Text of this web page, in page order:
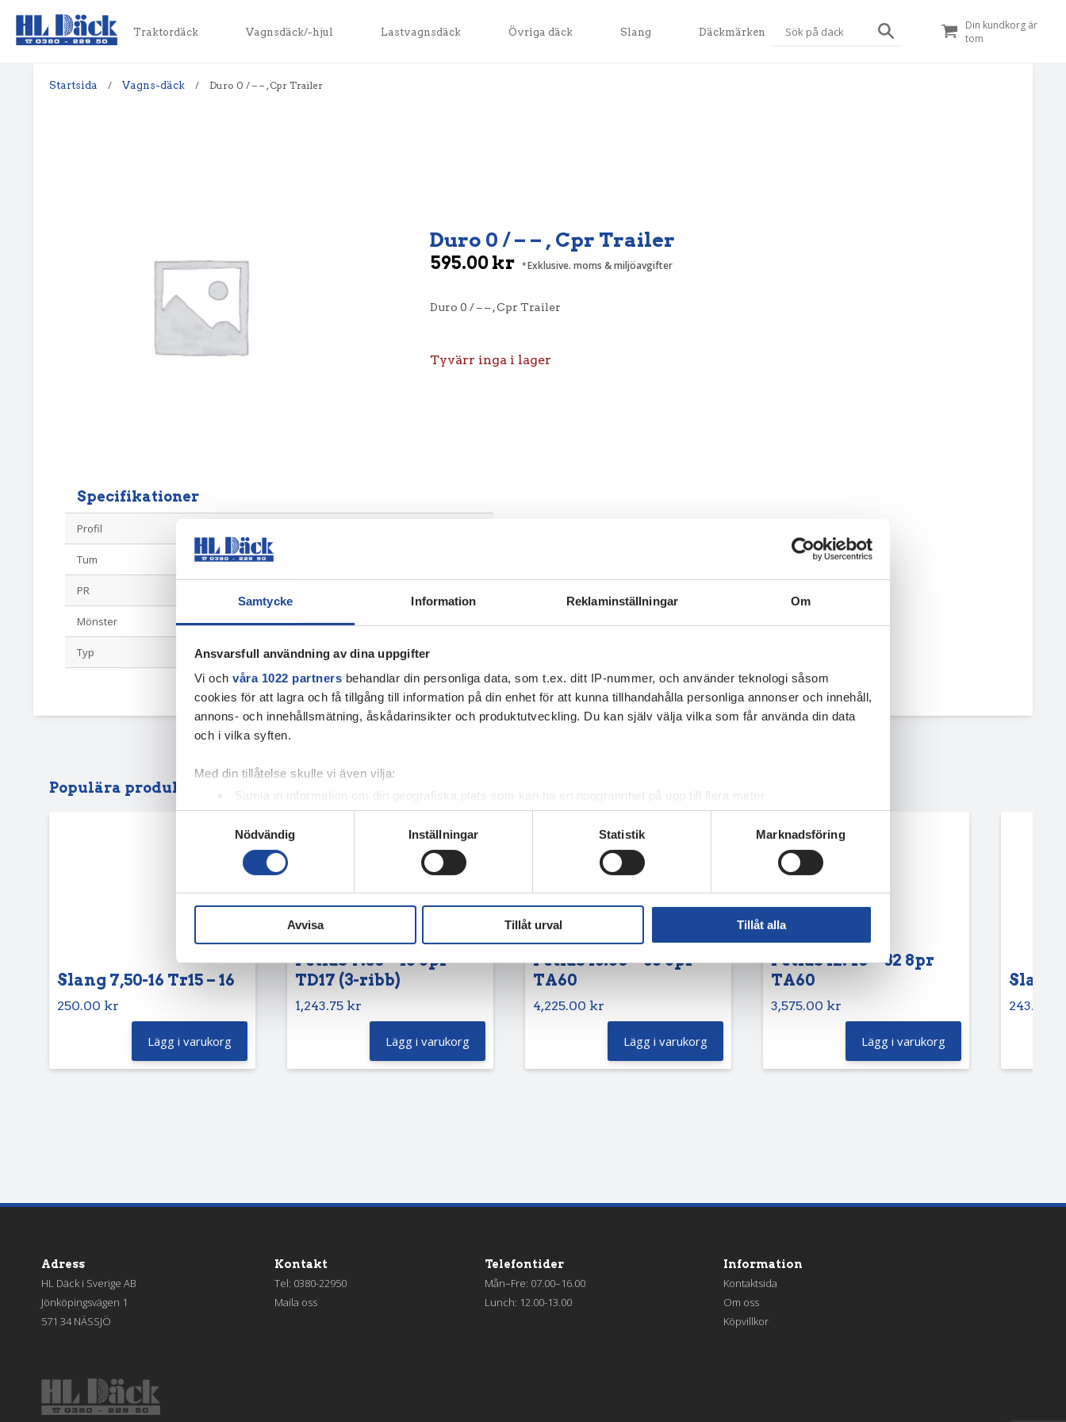
Samtycke Information Reklaminställningar Om
Ansvarsfull användning av dina uppgifter
Vi och våra 1022 partners behandlar din personliga data, som t.ex. ditt IP-nummer, och använder teknologi såsom
cookies för att lagra och få tillgång till information på din enhet för att kunna tillhandahålla personliga annonser och innehåll,
annons- och innehållsmätning, åskådarinsikter och produktutveckling. Du kan själv välja vilka som får använda din data
och i vilka syften.
Med din tillåtelse skulle vi även vilja:
Samla in information om din geografiska plats som kan ha en noggrannhet på upp till flera meter
Identifiera din enhet genom att aktivt skanna den för specifika kännetecken (fingeravtryck)
Ta reda på mer om hur dina personliga uppgifter behandlas och ställ in dina preferenser i
detaljsektionen. Du kan ändra
eller dra tillbaka ditt samtycke när som helst från cookie-förklaringen.
Vi använder enhetsidentifierare för att anpassa innehållet och annonserna till användarna, tillhandahålla funktioner för
till de sociala medier och annons- och analysföretag som vi samarbetar med. Dessa kan i sin tur kombinera informationen
Nödvändig
Inställningar Statistik Marknadsföring
Avvisa Tillåt urval Tillåt alla
Traktordäck Vagnsdäck/-hjul Lastvagnsdäck Övriga däck Slang Däckmärken
Din kundkorg är
tom
Startsida / Vagns-däck / Duro 0 / – – , Cpr Trailer
Duro 0 / – – , Cpr Trailer
595.00kr Exklusive. moms & miljöavgifter
Duro 0 / – – , Cpr Trailer
Tyvärr inga i lager
Specifikationer
Profil
Tum
PR
Mönster Trailer
Typ Vagnsdäck
Populära produkter
Slang 7,50-16 Tr15 – 16
250.00 kr
Lägg i varukorg
Petlas 7.50 – 16 8pr
TD17 (3-ribb)
1,243.75 kr
Lägg i varukorg
Petlas 13.60 – 36 8pr
TA60
4,225.00 kr
Lägg i varukorg
Petlas 12.40 – 32 8pr
TA60
3,575.00 kr
Lägg i varukorg
Slang
243.75
Adress
HL Däck i Sverige AB
Jönköpingsvägen 1
571 34 NÄSSJÖ
Kontakt
Tel: 0380-22950
Maila oss
Telefontider
Mån–Fre: 07.00–16.00
Lunch: 12.00-13.00
Information
Kontaktsida
Om oss
Köpvillkor